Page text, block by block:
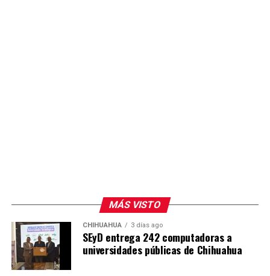
MÁS VISTO
CHIHUAHUA 3 días ago
SEyD entrega 242 computadoras a
universidades públicas de Chihuahua